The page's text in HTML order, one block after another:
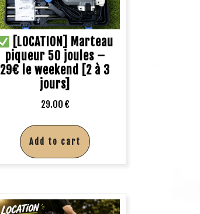
[LOCATION] Marteau
piqueur 50 joules –
29€ le weekend [2 à 3
jours]
29.00 €
Add to cart